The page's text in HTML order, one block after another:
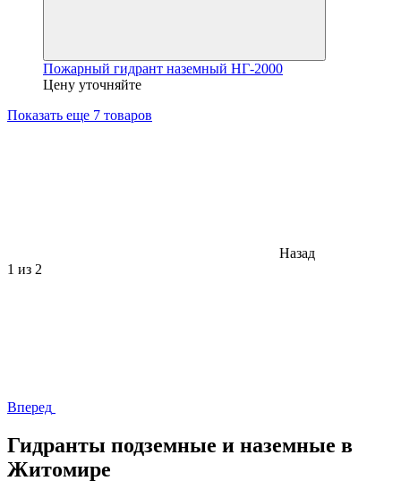
Пожарный гидрант наземный НГ-2000
Цену уточняйте
Показать еще 7 товаров
Назад
1 из 2
Вперед
Гидранты подземные и наземные в
Житомире